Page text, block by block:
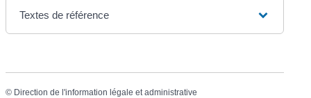
Textes de référence
© Direction de l'information légale et administrative